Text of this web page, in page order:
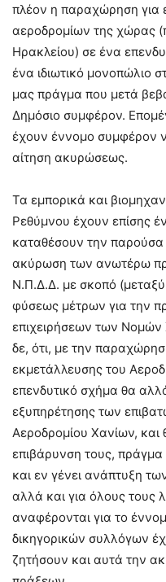
πλέον η παραχώρηση για
αεροδρομίων της χώρας
Ηρακλείου) σε ένα
ένα ιδιωτικό μονοπώλιο
μας πράγμα που μετά
Δημόσιο συμφέρον.
έχουν έννομο συμφέρον
αίτηση ακυρώσεως.
Τα εμπορικά και
Ρεθύμνου έχουν επίσης
καταθέσουν την παρούσα
ακύρωση των ανωτέρω
Ν.Π.Δ.Δ. με σκοπό
φύσεως μέτρων για την
επιχειρήσεων των
δε, ότι, με την
εκμετάλλευσης του
επενδυτικό σχήμα θα
εξυπηρέτησης των
Αεροδρομίου Χανίων, και
επιβάρυνση τους, πράγμα
και εν γένει ανάπτυξη
αλλά και για όλους τους
αναφέρονται για το
δικηγορικών συλλόγων
ζητήσουν και αυτά την